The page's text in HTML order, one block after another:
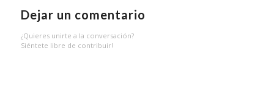
Dejar un comentario
¿Quieres unirte a la conversación?
Siéntete libre de contribuir!